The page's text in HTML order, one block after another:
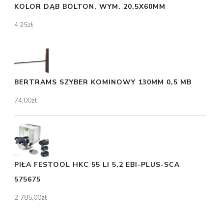
KOLOR DĄB BOLTON, WYM. 20,5X60MM
4,25zł
BERTRAMS SZYBER KOMINOWY 130MM 0,5 MB
74,00zł
PIŁA FESTOOL HKC 55 LI 5,2 EBI-PLUS-SCA
575675
2 785,00zł